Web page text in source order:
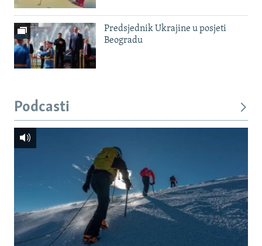
Predsjednik Ukrajine u posjeti
Beogradu
Podcasti